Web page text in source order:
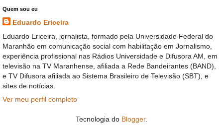
Quem sou eu
Eduardo Ericeira
Eduardo Ericeira, jornalista, formado pela Universidade Federal do
Maranhão em comunicação social com habilitação em Jornalismo,
experiência profissional nas Rádios Universidade e Difusora AM, em
televisão na TV Maranhense, afiliada a Rede Bandeirantes (BAND),
e TV Difusora afiliada ao Sistema Brasileiro de Televisão (SBT), e
sites de notícias.
Ver meu perfil completo
Tecnologia do Blogger.